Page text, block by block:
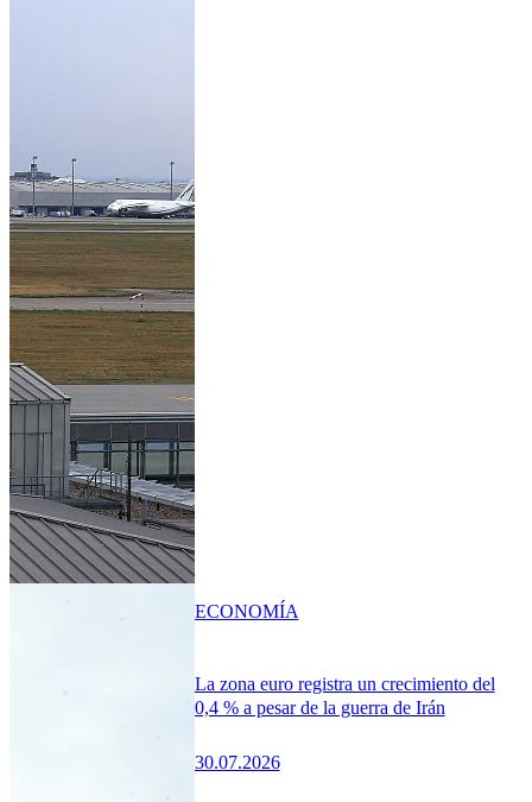
La zona euro registra un crecimiento del
0,4 % a pesar de la guerra de Irán
30.07.2026
ECONOMÍA